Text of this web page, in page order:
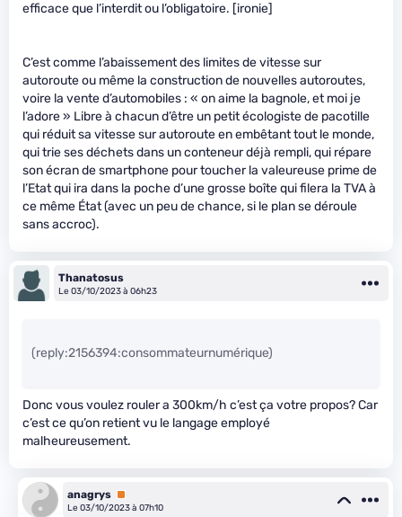
efficace que l’interdit ou l’obligatoire. [ironie]
C’est comme l’abaissement des limites de vitesse sur
autoroute ou même la construction de nouvelles autoroutes,
voire la vente d’automobiles : « on aime la bagnole, et moi je
l’adore » Libre à chacun d’être un petit écologiste de pacotille
qui réduit sa vitesse sur autoroute en embêtant tout le monde,
qui trie ses déchets dans un conteneur déjà rempli, qui répare
son écran de smartphone pour toucher la valeureuse prime de
l’Etat qui ira dans la poche d’une grosse boîte qui filera la TVA à
ce même État (avec un peu de chance, si le plan se déroule
sans accroc).
Thanatosus
Le 03/10/2023 à 06h23
(reply:2156394:consommateurnumérique)
Donc vous voulez rouler a 300km/h c’est ça votre propos? Car
c’est ce qu’on retient vu le langage employé
malheureusement.
anagrys Premium
Le 03/10/2023 à 07h10